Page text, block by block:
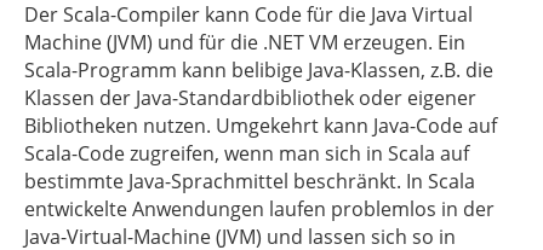
Der Scala-Compiler kann Code für die Java Virtual
Machine (JVM) und für die .NET VM erzeugen. Ein
Scala-Programm kann belibige Java-Klassen, z.B. die
Klassen der Java-Standardbibliothek oder eigener
Bibliotheken nutzen. Umgekehrt kann Java-Code auf
Scala-Code zugreifen, wenn man sich in Scala auf
bestimmte Java-Sprachmittel beschränkt. In Scala
entwickelte Anwendungen laufen problemlos in der
Java-Virtual-Machine (JVM) und lassen sich so in